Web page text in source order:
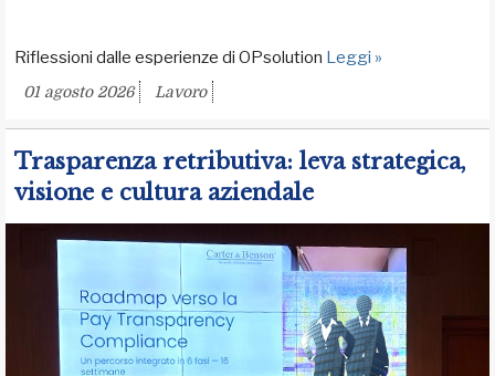
Riflessioni dalle esperienze di OPsolution Leggi »
01 agosto 2026 Lavoro
Trasparenza retributiva: leva strategica,
visione e cultura aziendale